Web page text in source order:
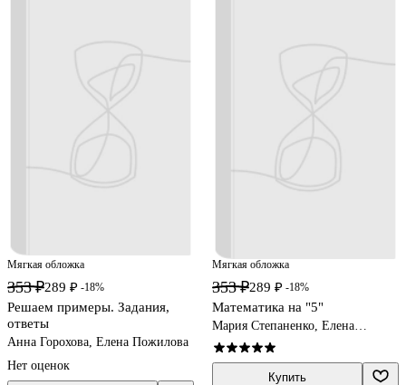
Мягкая обложка
353 ₽289 ₽ -18%
Решаем примеры. Задания,
ответы
Анна Горохова, Елена Пожилова
Нет оценок
Мягкая обложка
353 ₽289 ₽ -18%
Математика на "5"
Мария Степаненко, Елена
Тимофеева
Купить